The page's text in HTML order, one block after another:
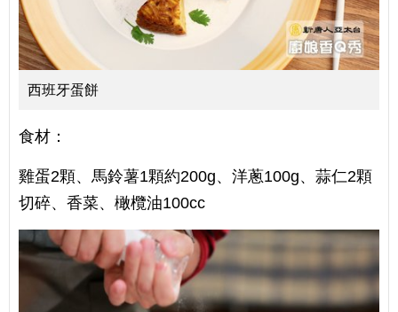
西班牙蛋餅
食材：
雞蛋2顆、馬鈴薯1顆約200g、洋蔥100g、蒜仁2顆
切碎、香菜、橄欖油100cc